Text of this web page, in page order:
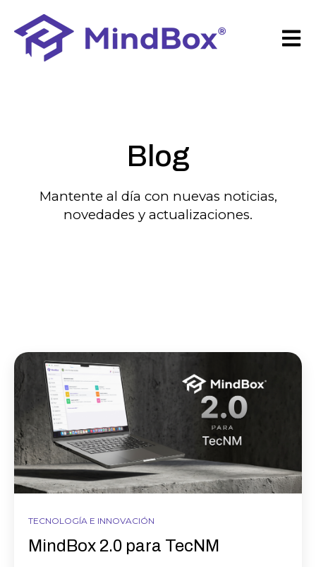
Open
Blog
Mantente al día con nuevas noticias,
novedades y actualizaciones.
TECNOLOGÍA E INNOVACIÓN
MindBox 2.0 para TecNM